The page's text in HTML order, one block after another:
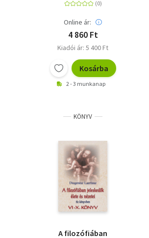
Online ár:
4 860 Ft
Kiadói ár: 5 400 Ft
Kosárba
2 - 3 munkanap
KÖNYV
A filozófiában